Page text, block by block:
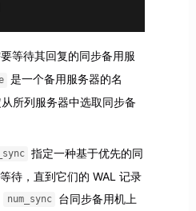
等待其回复的同步备用服
是一个备用服务器的名
所列服务器中选取同步备
指定一种基于优先的同
待，直到它们的 WAL 记录
num_sync
台同步备用机上